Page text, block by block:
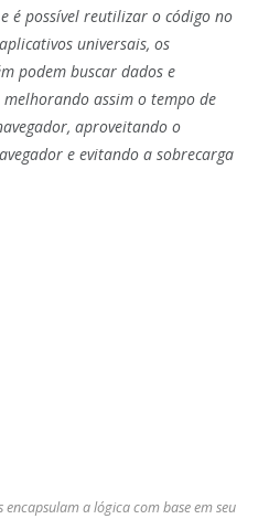
é possível reutilizar o código no
universais, os
podem buscar dados e
assim o tempo de
aproveitando o
e evitando a sobrecarga
encapsulam a lógica com base em seu